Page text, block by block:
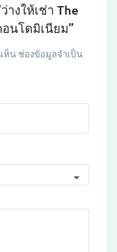
างให้เช่า The
นโดมิเนียม”
ห็น ช่องข้อมูลจำเป็น